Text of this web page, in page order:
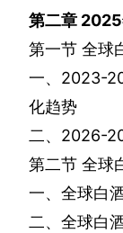
第二章 2025
第一节 全球
一、 2023-
化趋势
二、 2026-
第二节 全球
一、全球白
二、全球白